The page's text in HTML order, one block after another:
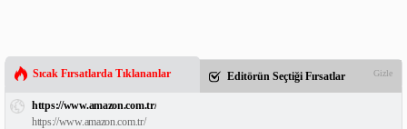
Sıcak Fırsatlarda Tıklananlar Editörün Seçtiği Fırsatlar Gizle
https://www.amazon.com.tr/
https://www.amazon.com.tr/